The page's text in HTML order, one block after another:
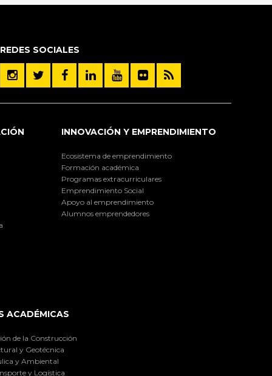
REDES SOCIALES
INNOVACIÓN Y EMPRENDIMIENTO
Ecosistema de emprendimiento
Formación académica
Programas extracurriculares
Emprendimiento Social
Apoyo al emprendimiento
Alumnos emprendedores
ACADÉMICAS
de la Construcción
y Geotécnica
y Ambiental
y Logística